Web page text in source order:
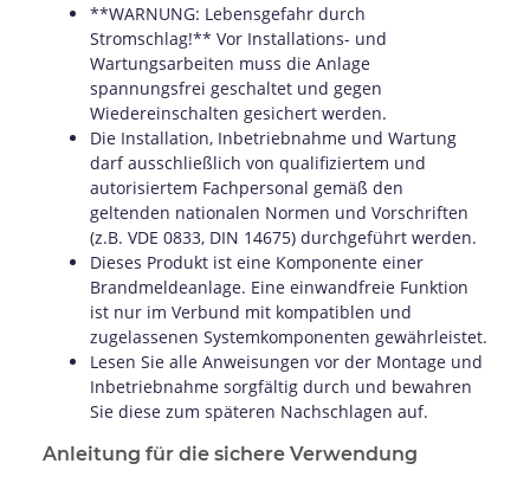
**WARNUNG: Lebensgefahr durch
Stromschlag!** Vor Installations- und
Wartungsarbeiten muss die Anlage
spannungsfrei geschaltet und gegen
Wiedereinschalten gesichert werden.
Die Installation, Inbetriebnahme und Wartung
darf ausschließlich von qualifiziertem und
autorisiertem Fachpersonal gemäß den
geltenden nationalen Normen und Vorschriften
(z.B. VDE 0833, DIN 14675) durchgeführt werden.
Dieses Produkt ist eine Komponente einer
Brandmeldeanlage. Eine einwandfreie Funktion
ist nur im Verbund mit kompatiblen und
zugelassenen Systemkomponenten gewährleistet.
Lesen Sie alle Anweisungen vor der Montage und
Inbetriebnahme sorgfältig durch und bewahren
Sie diese zum späteren Nachschlagen auf.
Anleitung für die sichere Verwendung